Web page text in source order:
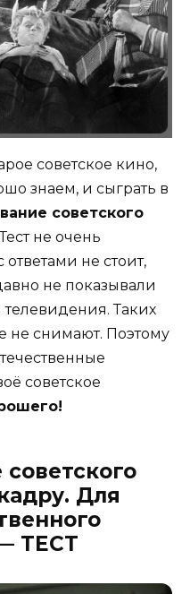
советское кино,
знаем, и сыграть в
советского
Тест не очень
не стоит,
не показывали
Таких
не снимают. Поэтому
советское
Для
ТЕСТ